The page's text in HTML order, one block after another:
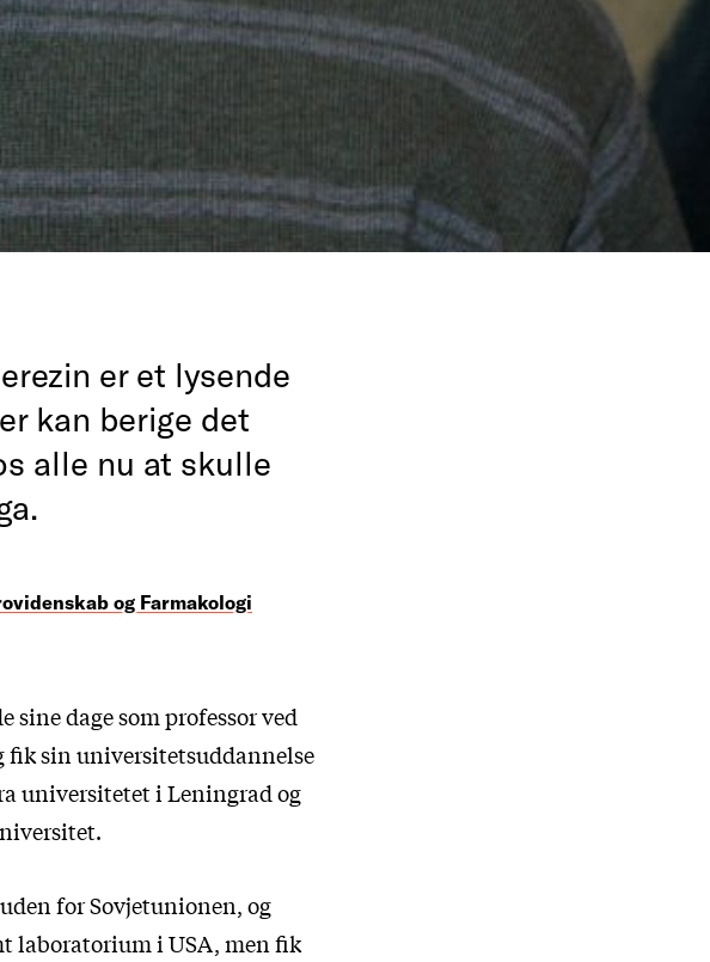
er et lysende
kan berige det
alle nu at skulle
og Farmakologi
dage som professor ved
fik sin universitetsuddannelse
universitetet i Leningrad og
for Sovjetunionen, og
laboratorium i USA, men fik